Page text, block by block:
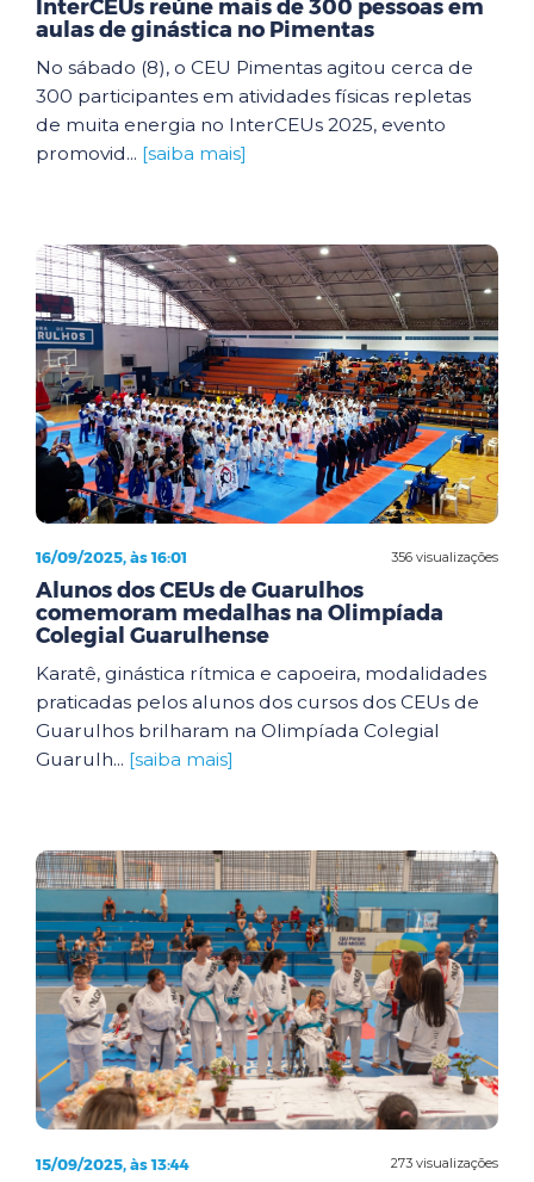
InterCEUs reúne mais de 300 pessoas em
aulas de ginástica no Pimentas
No sábado (8), o CEU Pimentas agitou cerca de
300 participantes em atividades físicas repletas
de muita energia no InterCEUs 2025, evento
promovid... [saiba mais]
356 visualizações
16/09/2025, às 16:01
Alunos dos CEUs de Guarulhos
comemoram medalhas na Olimpíada
Colegial Guarulhense
Karatê, ginástica rítmica e capoeira, modalidades
praticadas pelos alunos dos cursos dos CEUs de
Guarulhos brilharam na Olimpíada Colegial
Guarulh... [saiba mais]
273 visualizações
15/09/2025, às 13:44